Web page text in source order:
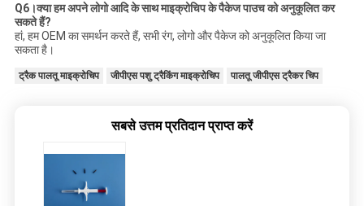
Q6।क्या हम अपने लोगो आदि के साथ माइक्रोचिप के पैकेज पाउच को अनुकूलित कर
सकते हैं?
हां, हम OEM का समर्थन करते हैं, सभी रंग, लोगो और पैकेज को अनुकूलित किया जा
सकता है।
ट्रैक पालतू माइक्रोचिप जीपीएस पशु ट्रैकिंग माइक्रोचिप पालतू जीपीएस ट्रैकर चिप
सबसे उत्तम प्रतिदान प्राप्त करें